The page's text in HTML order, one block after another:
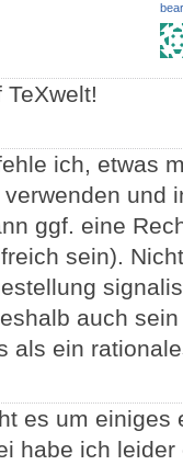
ich, etwas
und
ggf. eine
sein).
auch
als ein
es um
habe ich